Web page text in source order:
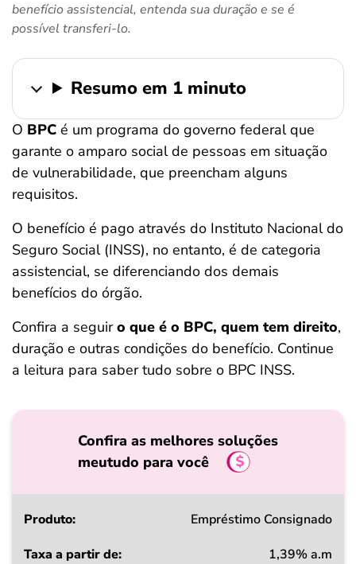
ferramentas
benefício assistencial, entenda sua duração e se é
possível transferi-lo.
Resumo em 1 minuto
O BPC é um programa do governo federal que
garante o amparo social de pessoas em situação
de vulnerabilidade, que preencham alguns
requisitos.
O benefício é pago através do Instituto Nacional do
Seguro Social (INSS), no entanto, é de categoria
assistencial, se diferenciando dos demais
benefícios do órgão.
Confira a seguiro que é o BPC, quem tem direito,
duração e outras condições do benefício. Continue
a leitura para saber tudo sobre o BPC INSS.
Confira as melhores soluções
meutudo para você
Produto
Empréstimo Consignado
1,39% a.m